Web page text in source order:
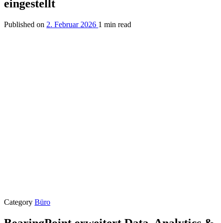
eingestellt
Published on 2. Februar 2026 1 min read
Category Büro